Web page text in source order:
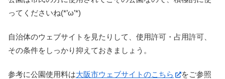
ってくださいね(*’ω’*)
自治体のウェブサイトを見たりして、使用許可・占用許可、
その条件をしっかり抑えておきましょう。
参考に公園使用料は大阪市ウェブサイトのこちら
をご参照